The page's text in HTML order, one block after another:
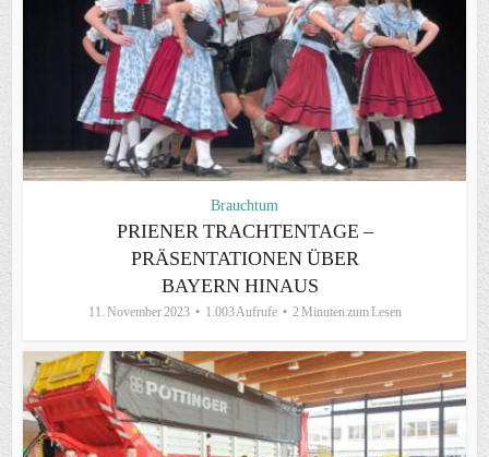
Brauchtum
PRIENER TRACHTENTAGE –
PRÄSENTATIONEN ÜBER
BAYERN HINAUS
11. November 2023 1.003 Aufrufe 2 Minuten zum Lesen